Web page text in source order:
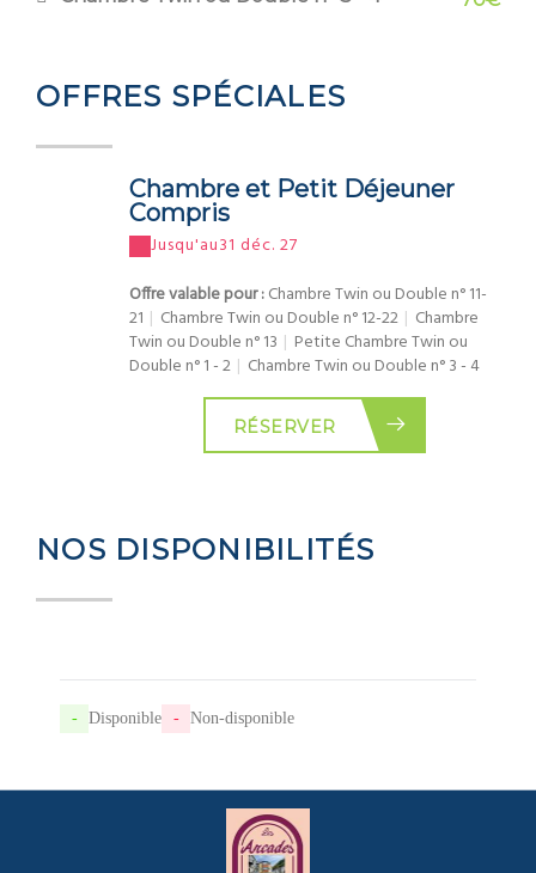
OFFRES SPÉCIALES
Chambre et Petit Déjeuner
Compris
Jusqu'au31 déc. 27
Offre valable pour :Chambre Twin ou Double n° 11-
21 | Chambre Twin ou Double n° 12-22 | Chambre
Twin ou Double n° 13 | Petite Chambre Twin ou
Double n° 1 - 2 | Chambre Twin ou Double n° 3 - 4
RÉSERVER
NOS DISPONIBILITÉS
- Disponible - Non-disponible